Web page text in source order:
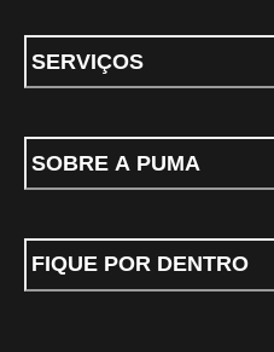
SERVIÇOS
SOBRE A PUMA
FIQUE POR DENTRO